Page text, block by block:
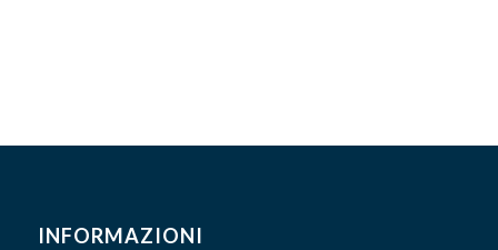
INFORMAZIONI